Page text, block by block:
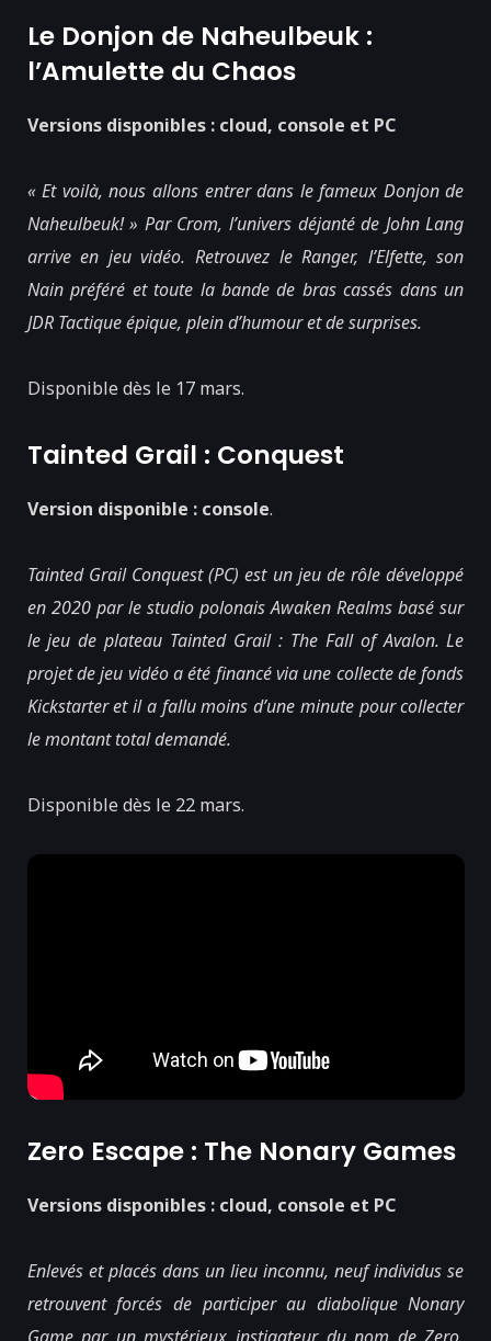
Le Donjon de Naheulbeuk :
l’Amulette du Chaos
Versions disponibles : cloud, console et PC
« Et voilà, nous allons entrer dans le fameux Donjon de
Naheulbeuk! » Par Crom, l’univers déjanté de John Lang
arrive en jeu vidéo. Retrouvez le Ranger, l’Elfette, son
Nain préféré et toute la bande de bras cassés dans un
JDR Tactique épique, plein d’humour et de surprises.
Disponible dès le 17 mars.
Tainted Grail : Conquest
Version disponible : console.
Tainted Grail Conquest (PC) est un jeu de rôle développé
en 2020 par le studio polonais Awaken Realms basé sur
le jeu de plateau Tainted Grail : The Fall of Avalon. Le
projet de jeu vidéo a été financé via une collecte de fonds
Kickstarter et il a fallu moins d’une minute pour collecter
le montant total demandé.
Disponible dès le 22 mars.
Zero Escape : The Nonary Games
Versions disponibles : cloud, console et PC
Enlevés et placés dans un lieu inconnu, neuf individus se
retrouvent forcés de participer au diabolique Nonary
Game par un mystérieux instigateur du nom de Zero.